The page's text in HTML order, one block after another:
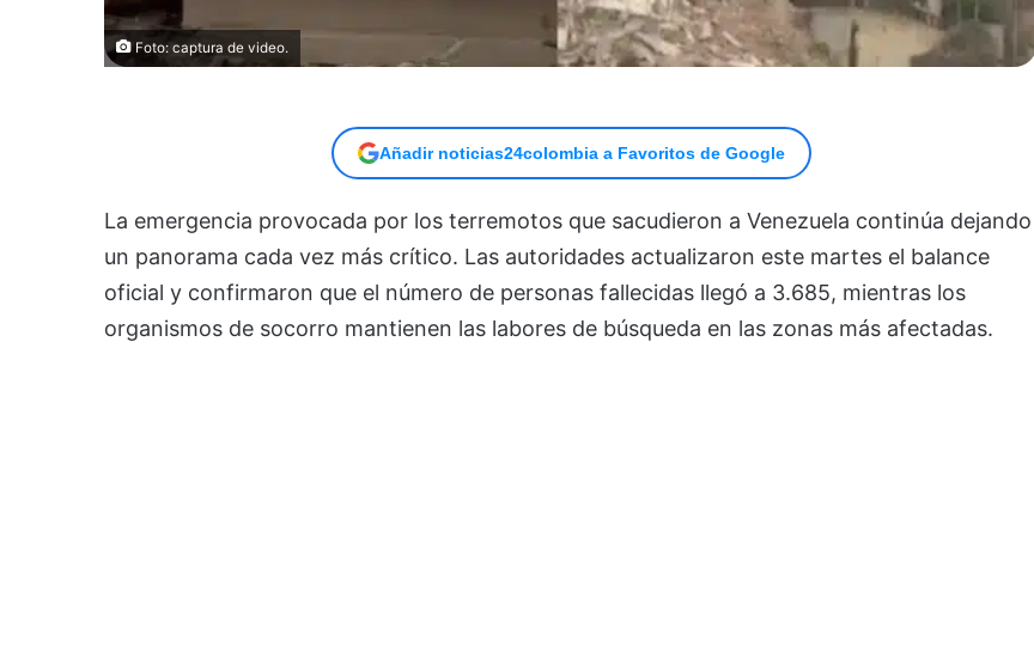
Foto: captura de video.
Añadir noticias24colombia a Favoritos de Google
La emergencia provocada por los terremotos que sacudieron a Venezuela continúa dejando
un panorama cada vez más crítico. Las autoridades actualizaron este martes el balance
oficial y confirmaron que el número de personas fallecidas llegó a 3.685, mientras los
organismos de socorro mantienen las labores de búsqueda en las zonas más afectadas.